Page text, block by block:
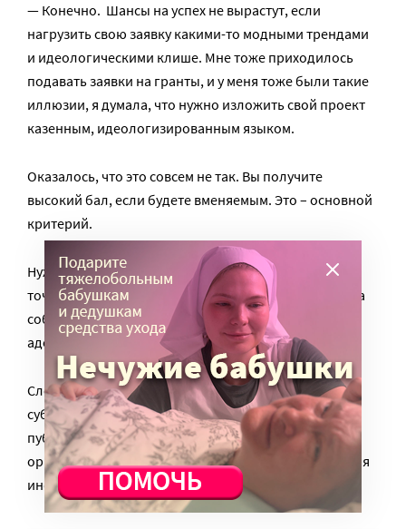
— Конечно. Шансы на успех не вырастут, если
нагрузить свою заявку какими-то модными трендами
и идеологическими клише. Мне тоже приходилось
подавать заявки на гранты, и у меня тоже были такие
иллюзии, я думала, что нужно изложить свой проект
казенным, идеологизированным языком.
Оказалось, что это совсем не так. Вы получите
высокий бал, если будете вменяемым. Это – основной
критерий.
Нужны понятные планы, достоверные сведения,
точные цифры, если их нет – данные, основанные на
собственном опыте. Нужна конкретика и
адекватность.
Следить за всеми событиями и новостями Конкурса
субсидий можно вОнлайн-дневнике Конкурса, где
публикуются также интервью с экспертами и
организаторами, видеоматериалы и другая полезная
информация.